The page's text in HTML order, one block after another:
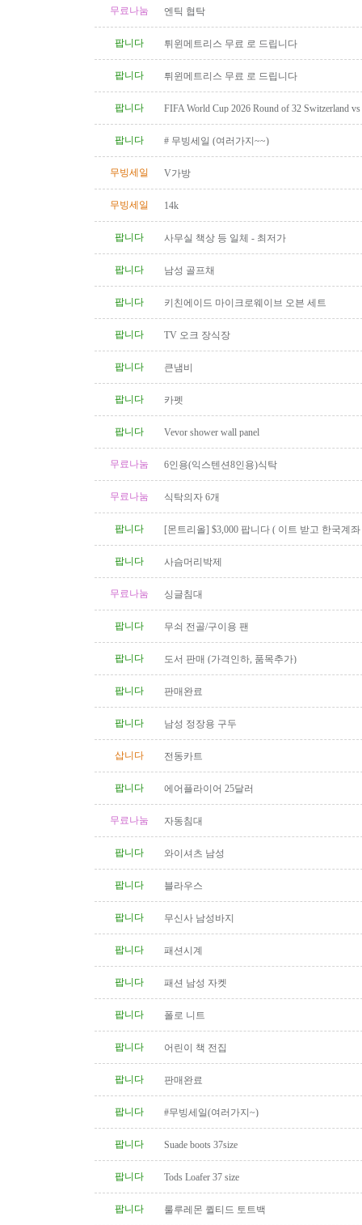
무료나눔 엔틱 협탁
팝니다 튀윈메트리스 무료 로 드립니다
팝니다 튀윈메트리스 무료 로 드립니다
팝니다
FIFA World Cup 2026 Round of 32 Switzerland
팝니다
# 무빙세일 (여러가지~~)
무빙세일 V가방
무빙세일 14k
팝니다 사무실 책상 등 일체 - 최저가
팝니다 남성 골프채
팝니다 키친에이드 마이크로웨이브 오븐 세트
팝니다 TV 오크 장식장
팝니다 큰냄비
팝니다 카펫
팝니다 Vevor shower wall panel
무료나눔 6인용(익스텐션8인용)식탁
무료나눔 식탁의자 6개
팝니다
[몬트리올] $3,000 팝니다 ( 이트 받고 한국계
팝니다
사슴머리박제
무료나눔 싱글침대
팝니다 무쇠 전골/구이용 팬
팝니다 도서 판매 (가격인하, 품목추가)
팝니다 판매완료
팝니다 남성 정장용 구두
삽니다 전동카트
팝니다 에어플라이어 25달러
무료나눔 자동침대
팝니다 와이셔츠 남성
팝니다 블라우스
팝니다 무신사 남성바지
팝니다 패션시계
팝니다 패션 남성 자켓
팝니다 폴로 니트
팝니다 어린이 책 전집
팝니다 판매완료
팝니다 #무빙세일(여러가지~)
팝니다 Suade boots 37size
팝니다 Tods Loafer 37 size
팝니다 룰루레몬 퀼티드 토트백